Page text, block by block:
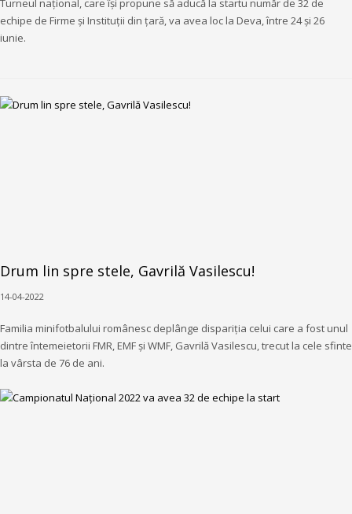
Turneul național, care își propune să aducă la startu număr de 32 de
echipe de Firme și Instituții din țară, va avea loc la Deva, între 24 și 26
iunie.
Drum lin spre stele, Gavrilă Vasilescu!
14-04-2022
Familia minifotbalului românesc deplânge dispariția celui care a fost unul
dintre întemeietorii FMR, EMF și WMF, Gavrilă Vasilescu, trecut la cele sfinte
la vârsta de 76 de ani.